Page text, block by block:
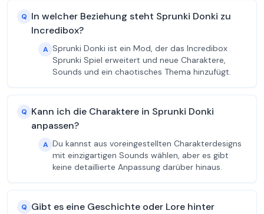
Q In welcher Beziehung steht Sprunki Donki zu
Incredibox?
A Sprunki Donki ist ein Mod, der das Incredibox
Sprunki Spiel erweitert und neue Charaktere,
Sounds und ein chaotisches Thema hinzufügt.
Q Kann ich die Charaktere in Sprunki Donki
anpassen?
A Du kannst aus voreingestellten Charakterdesigns
mit einzigartigen Sounds wählen, aber es gibt
keine detaillierte Anpassung darüber hinaus.
Q Gibt es eine Geschichte oder Lore hinter